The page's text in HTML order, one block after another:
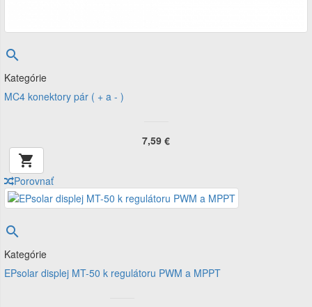

Kategórie
MC4 konektory pár ( + a - )
7,59 €

Porovnať

Kategórie
EPsolar displej MT-50 k regulátoru PWM a MPPT